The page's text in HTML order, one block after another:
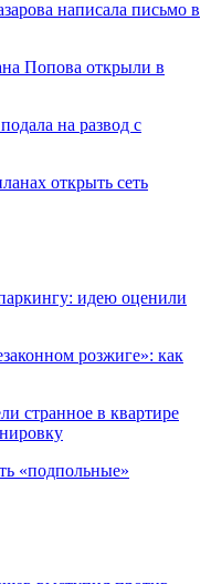
написала письмо в
Попова открыли в
на развод с
открыть сеть
идею оценили
розжиге»: как
странное в квартире
«подпольные»